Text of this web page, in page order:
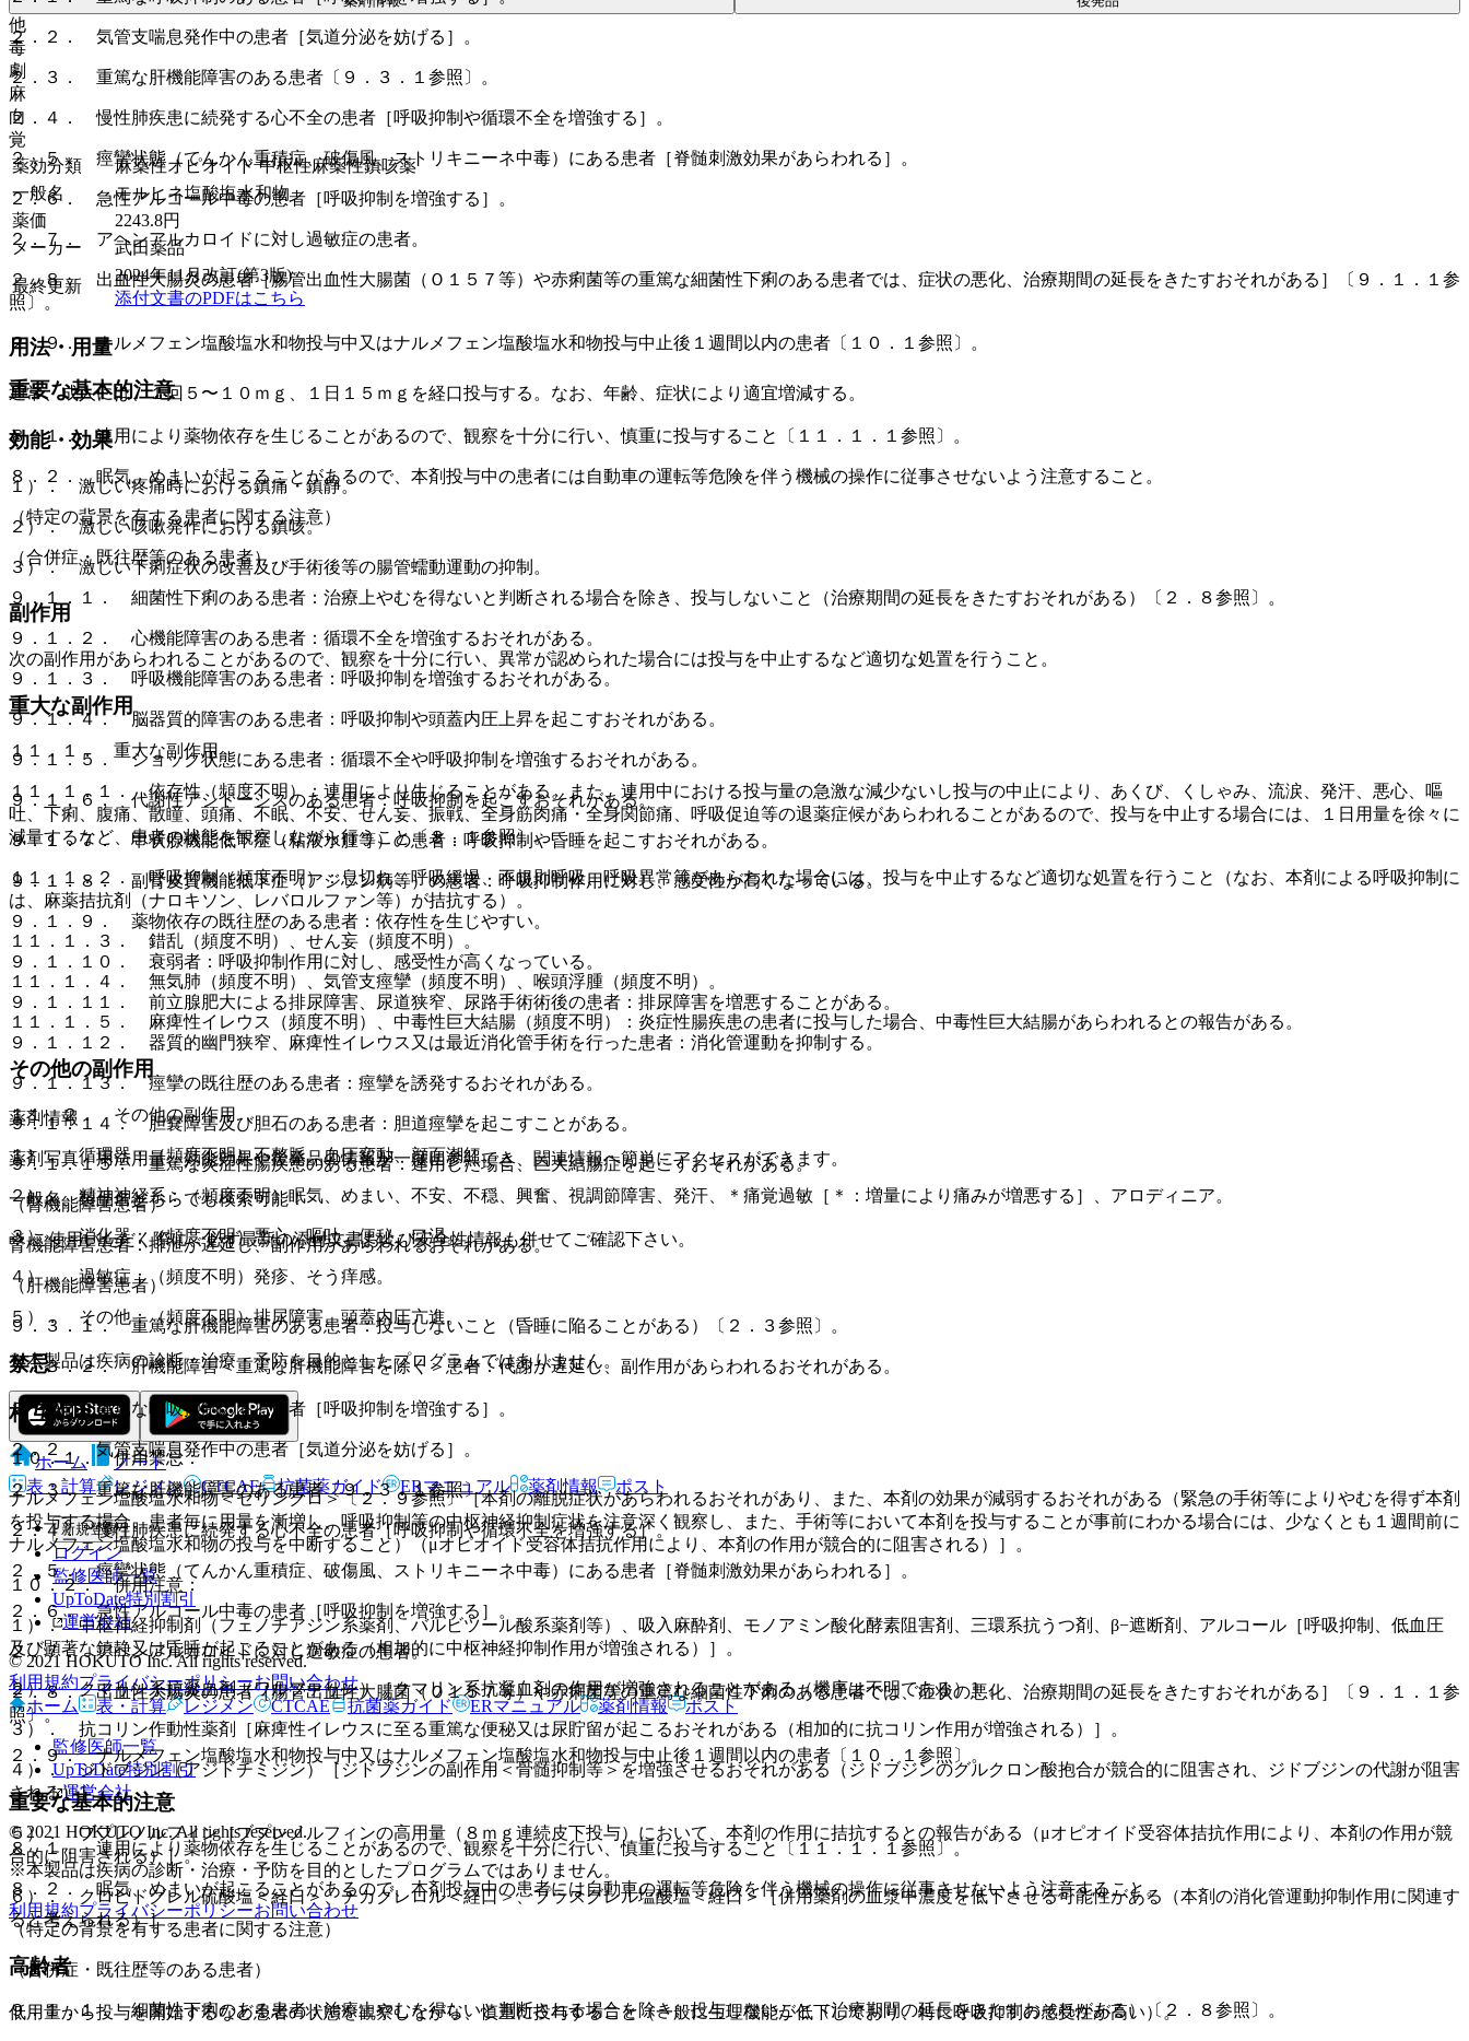
２．２． 気管支喘息発作中の患者［気道分泌を妨げる］。
２．３． 重篤な肝機能障害のある患者〔９．３．１参照〕。
２．４． 慢性肺疾患に続発する心不全の患者［呼吸抑制や循環不全を増強する］。
２．５． 痙攣状態（てんかん重積症、破傷風、ストリキニーネ中毒）にある患者［脊髄刺激効果があらわれる］。
２．６． 急性アルコール中毒の患者［呼吸抑制を増強する］。
２．７． アヘンアルカロイドに対し過敏症の患者。
２．８． 出血性大腸炎の患者［腸管出血性大腸菌（Ｏ１５７等）や赤痢菌等の重篤な細菌性下痢のある患者では、症状の悪化、治療期間の延長をきたすおそれがある］〔９．１．１参
照〕。
２．９． ナルメフェン塩酸塩水和物投与中又はナルメフェン塩酸塩水和物投与中止後１週間以内の患者〔１０．１参照〕。
重要な基本的注意
８．１． 連用により薬物依存を生じることがあるので、観察を十分に行い、慎重に投与すること〔１１．１．１参照〕。
８．２． 眠気、めまいが起こることがあるので、本剤投与中の患者には自動車の運転等危険を伴う機械の操作に従事させないよう注意すること。
（特定の背景を有する患者に関する注意）
（合併症・既往歴等のある患者）
９．１．１． 細菌性下痢のある患者：治療上やむを得ないと判断される場合を除き、投与しないこと（治療期間の延長をきたすおそれがある）〔２．８参照〕。
９．１．２． 心機能障害のある患者：循環不全を増強するおそれがある。
９．１．３． 呼吸機能障害のある患者：呼吸抑制を増強するおそれがある。
９．１．４． 脳器質的障害のある患者：呼吸抑制や頭蓋内圧上昇を起こすおそれがある。
９．１．５． ショック状態にある患者：循環不全や呼吸抑制を増強するおそれがある。
９．１．６． 代謝性アシドーシスのある患者：呼吸抑制を起こすおそれがある。
９．１．７． 甲状腺機能低下症（粘液水腫等）の患者：呼吸抑制や昏睡を起こすおそれがある。
９．１．８． 副腎皮質機能低下症（アジソン病等）の患者：呼吸抑制作用に対し、感受性が高くなっている。
９．１．９． 薬物依存の既往歴のある患者：依存性を生じやすい。
９．１．１０． 衰弱者：呼吸抑制作用に対し、感受性が高くなっている。
９．１．１１． 前立腺肥大による排尿障害、尿道狭窄、尿路手術術後の患者：排尿障害を増悪することがある。
９．１．１２． 器質的幽門狭窄、麻痺性イレウス又は最近消化管手術を行った患者：消化管運動を抑制する。
９．１．１３． 痙攣の既往歴のある患者：痙攣を誘発するおそれがある。
９．１．１４． 胆嚢障害及び胆石のある患者：胆道痙攣を起こすことがある。
９．１．１５． 重篤な炎症性腸疾患のある患者：連用した場合、巨大結腸症を起こすおそれがある。
（腎機能障害患者）
腎機能障害患者：排泄が遅延し、副作用があらわれるおそれがある。
（肝機能障害患者）
９．３．１． 重篤な肝機能障害のある患者：投与しないこと（昏睡に陥ることがある）〔２．３参照〕。
９．３．２． 肝機能障害＜重篤な肝機能障害を除く＞患者：代謝が遅延し、副作用があらわれるおそれがある。
相互作用
１０．１． 併用禁忌：
ナルメフェン塩酸塩水和物＜セリンクロ＞〔２．９参照〕［本剤の離脱症状があらわれるおそれがあり、また、本剤の効果が減弱するおそれがある（緊急の手術等によりやむを得ず本剤
を投与する場合、患者毎に用量を漸増し、呼吸抑制等の中枢神経抑制症状を注意深く観察し、また、手術等において本剤を投与することが事前にわかる場合には、少なくとも１週間前に
ナルメフェン塩酸塩水和物の投与を中断すること）（μオピオイド受容体拮抗作用により、本剤の作用が競合的に阻害される）］。
１０．２． 併用注意：
１）． 中枢神経抑制剤（フェノチアジン系薬剤、バルビツール酸系薬剤等）、吸入麻酔剤、モノアミン酸化酵素阻害剤、三環系抗うつ剤、β−遮断剤、アルコール［呼吸抑制、低血圧
及び顕著な鎮静又は昏睡が起こることがある（相加的に中枢神経抑制作用が増強される）］。
２）． クマリン系抗凝血剤（ワルファリン）［クマリン系抗凝血剤の作用が増強されることがある（機序は不明である）］。
３）． 抗コリン作動性薬剤［麻痺性イレウスに至る重篤な便秘又は尿貯留が起こるおそれがある（相加的に抗コリン作用が増強される）］。
４）． ジドブジン（アジドチミジン）［ジドブジンの副作用＜骨髄抑制等＞を増強させるおそれがある（ジドブジンのグルクロン酸抱合が競合的に阻害され、ジドブジンの代謝が阻害
される）］。
５）． ブプレノルフィン［ブプレノルフィンの高用量（８ｍｇ連続皮下投与）において、本剤の作用に拮抗するとの報告がある（μオピオイド受容体拮抗作用により、本剤の作用が競
合的に阻害される）］。
６）． クロピドグレル硫酸塩＜経口＞、チカグレロル＜経口＞、プラスグレル塩酸塩＜経口＞［併用薬剤の血漿中濃度を低下させる可能性がある（本剤の消化管運動抑制作用に関連す
ると考えられる）］。
高齢者
低用量から投与を開始するなど患者の状態を観察しながら、慎重に投与すること（一般に生理機能が低下しており、特に呼吸抑制の感受性が高い）。
他
毒
劇
麻
向
覚
薬効分類
麻薬性オピオイド 中枢性麻薬性鎮咳薬
一般名
モルヒネ塩酸塩水和物
薬価
2243.8円
メーカー
武田薬品
最終更新
2024年11月改訂(第3版)
添付文書のPDFはこちら
用法・用量
通常、成人には、１回５〜１０ｍｇ、１日１５ｍｇを経口投与する。なお、年齢、症状により適宜増減する。
効能・効果
１）． 激しい疼痛時における鎮痛・鎮静。
２）． 激しい咳嗽発作における鎮咳。
３）． 激しい下痢症状の改善及び手術後等の腸管蠕動運動の抑制。
副作用
次の副作用があらわれることがあるので、観察を十分に行い、異常が認められた場合には投与を中止するなど適切な処置を行うこと。
重大な副作用
１１．１． 重大な副作用
１１．１．１． 依存性（頻度不明）：連用により生じることがある。また、連用中における投与量の急激な減少ないし投与の中止により、あくび、くしゃみ、流涙、発汗、悪心、嘔
吐、下痢、腹痛、散瞳、頭痛、不眠、不安、せん妄、振戦、全身筋肉痛・全身関節痛、呼吸促迫等の退薬症候があらわれることがあるので、投与を中止する場合には、１日用量を徐々に
減量するなど、患者の状態を観察しながら行うこと〔８．１参照〕。
１１．１．２． 呼吸抑制（頻度不明）：息切れ、呼吸緩慢、不規則呼吸、呼吸異常等があらわれた場合には、投与を中止するなど適切な処置を行うこと（なお、本剤による呼吸抑制に
は、麻薬拮抗剤（ナロキソン、レバロルファン等）が拮抗する）。
１１．１．３． 錯乱（頻度不明）、せん妄（頻度不明）。
１１．１．４． 無気肺（頻度不明）、気管支痙攣（頻度不明）、喉頭浮腫（頻度不明）。
１１．１．５． 麻痺性イレウス（頻度不明）、中毒性巨大結腸（頻度不明）：炎症性腸疾患の患者に投与した場合、中毒性巨大結腸があらわれるとの報告がある。
その他の副作用
１１．２． その他の副作用
１）． 循環器：（頻度不明）不整脈、血圧変動、顔面潮紅。
２）． 精神神経系：（頻度不明）眠気、めまい、不安、不穏、興奮、視調節障害、発汗、＊痛覚過敏［＊：増量により痛みが増悪する］、アロディニア。
３）． 消化器：（頻度不明）悪心、嘔吐、便秘、口渇。
４）． 過敏症：（頻度不明）発疹、そう痒感。
５）． その他：（頻度不明）排尿障害、頭蓋内圧亢進。
禁忌
２．１． 重篤な呼吸抑制のある患者［呼吸抑制を増強する］。
２．２． 気管支喘息発作中の患者［気道分泌を妨げる］。
２．３． 重篤な肝機能障害のある患者〔９．３．１参照〕。
２．４． 慢性肺疾患に続発する心不全の患者［呼吸抑制や循環不全を増強する］。
２．５． 痙攣状態（てんかん重積症、破傷風、ストリキニーネ中毒）にある患者［脊髄刺激効果があらわれる］。
２．６． 急性アルコール中毒の患者［呼吸抑制を増強する］。
２．７． アヘンアルカロイドに対し過敏症の患者。
２．８． 出血性大腸炎の患者［腸管出血性大腸菌（Ｏ１５７等）や赤痢菌等の重篤な細菌性下痢のある患者では、症状の悪化、治療期間の延長をきたすおそれがある］〔９．１．１参
照〕。
２．９． ナルメフェン塩酸塩水和物投与中又はナルメフェン塩酸塩水和物投与中止後１週間以内の患者〔１０．１参照〕。
重要な基本的注意
８．１． 連用により薬物依存を生じることがあるので、観察を十分に行い、慎重に投与すること〔１１．１．１参照〕。
８．２． 眠気、めまいが起こることがあるので、本剤投与中の患者には自動車の運転等危険を伴う機械の操作に従事させないよう注意すること。
（特定の背景を有する患者に関する注意）
（合併症・既往歴等のある患者）
９．１．１． 細菌性下痢のある患者：治療上やむを得ないと判断される場合を除き、投与しないこと（治療期間の延長をきたすおそれがある）〔２．８参照〕。
薬剤情報
薬剤写真、用法用量、効能効果や後発品の情報が一度に参照でき、関連情報へ簡単にアクセスができます。
一般名、製品名どちらでも検索可能！
※ ご使用いただく際に、必ず最新の添付文書および安全性情報も併せてご確認下さい。
※本製品は疾病の診断・治療・予防を目的としたプログラムではありません。
ホーム
ノート
表・計算
レジメン CTCAE 抗菌薬ガイド ERマニュアル 薬剤情報 ポスト
新規登録
ログイン
監修医師一覧
UpToDate特別割引
運営会社
© 2021 HOKUTO Inc. All rights reserved.
利用規約プライバシーポリシーお問い合わせ
ホーム
表・計算 レジメン CTCAE 抗菌薬ガイド ERマニュアル 薬剤情報 ポスト
監修医師一覧
UpToDate特別割引
運営会社
© 2021 HOKUTO Inc. All rights reserved.
※本製品は疾病の診断・治療・予防を目的としたプログラムではありません。
利用規約プライバシーポリシーお問い合わせ